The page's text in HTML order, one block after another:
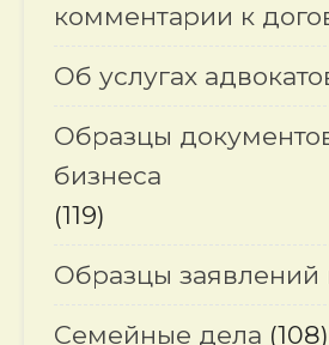
комментарии к
Об услугах
Образцы
бизнеса
(119)
Образцы заявлений
Семейные дела (108)